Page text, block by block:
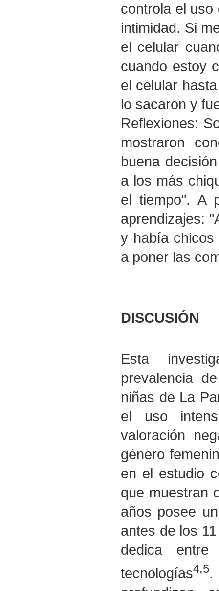
controla el uso
intimidad. Si
el celular
cuando estoy
el celular
lo sacaron y
Reflexiones:
mostraron
buena
a los más
el tiempo". A
aprendizajes:
y había chicos
a poner las
DISCUSIÓN
Esta
prevalencia
niñas de La
el uso
valoración
género
en el estudio
que muestran
años posee
antes de los
dedica
tecnologías4,5.